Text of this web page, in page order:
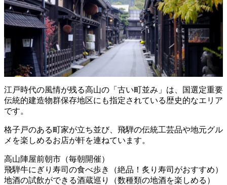
江戸時代の風情が残る高山の「古い町並み」は、国選定重要
伝統的建造物群保存地区にも指定されている歴史的なエリア
です。
格子戸のある町家が立ち並び、飛騨の伝統工芸品や地元グル
メを楽しめるお店が軒を連ねています。
高山陣屋前朝市（毎朝開催）
飛騨牛にぎり寿司の食べ歩き（絶品！炙り寿司がおすすめ）
地酒の試飲ができる酒蔵巡り（数種類の地酒を楽しめる）